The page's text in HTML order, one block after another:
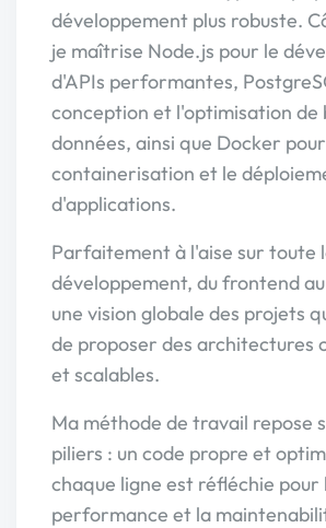
développement plus robuste.
je maîtrise Node.js pour le
d'APIs performantes,
conception et l'optimisation de
données, ainsi que Docker
containerisation et le
d'applications.
Parfaitement à l'aise sur toute
développement, du frontend
une vision globale des projets
de proposer des architectures
et scalables.
Ma méthode de travail repose
piliers : un code propre et
chaque ligne est réfléchie pour
performance et la